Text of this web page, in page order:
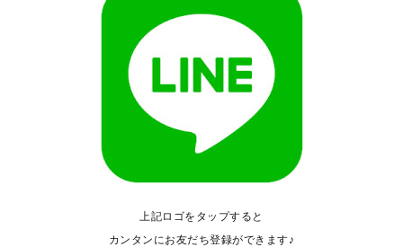
上記ロゴをタップすると
カンタンにお友だち登録ができます♪